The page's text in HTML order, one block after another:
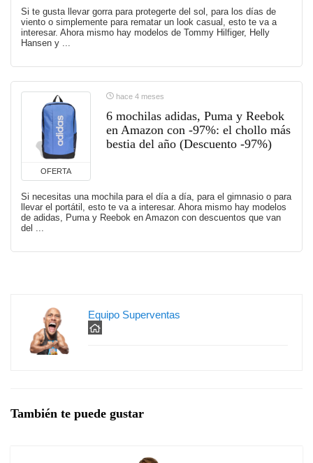
Si te gusta llevar gorra para protegerte del sol, para los días de
viento o simplemente para rematar un look casual, esto te va a
interesar. Ahora mismo hay modelos de Tommy Hilfiger, Helly
Hansen y ...
OFERTA
hace 4 meses
6 mochilas adidas, Puma y Reebok
en Amazon con -97%: el chollo más
bestia del año (Descuento -97%)
Si necesitas una mochila para el día a día, para el gimnasio o para
llevar el portátil, esto te va a interesar. Ahora mismo hay modelos
de adidas, Puma y Reebok en Amazon con descuentos que van
del ...
Equipo Superventas
También te puede gustar